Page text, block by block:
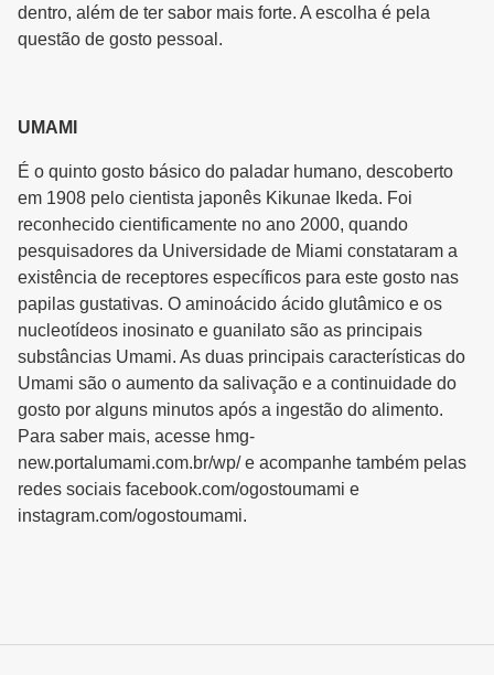
dentro, além de ter sabor mais forte. A escolha é pela
questão de gosto pessoal.
UMAMI
É o quinto gosto básico do paladar humano, descoberto
em 1908 pelo cientista japonês Kikunae Ikeda. Foi
reconhecido cientificamente no ano 2000, quando
pesquisadores da Universidade de Miami constataram a
existência de receptores específicos para este gosto nas
papilas gustativas. O aminoácido ácido glutâmico e os
nucleotídeos inosinato e guanilato são as principais
substâncias Umami. As duas principais características do
Umami são o aumento da salivação e a continuidade do
gosto por alguns minutos após a ingestão do alimento.
Para saber mais, acesse hmg-
new.portalumami.com.br/wp/ e acompanhe também pelas
redes sociais facebook.com/ogostoumami e
instagram.com/ogostoumami.